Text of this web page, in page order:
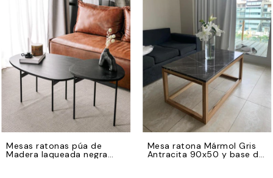
Mesas ratonas púa de
Madera laqueada negra
Mesa ratona Mármol Gris
Antracita 90x50 y base de